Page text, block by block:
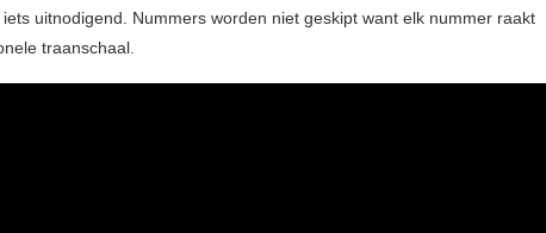
uitnodigend. Nummers worden niet geskipt want elk nummer raakt
traanschaal.